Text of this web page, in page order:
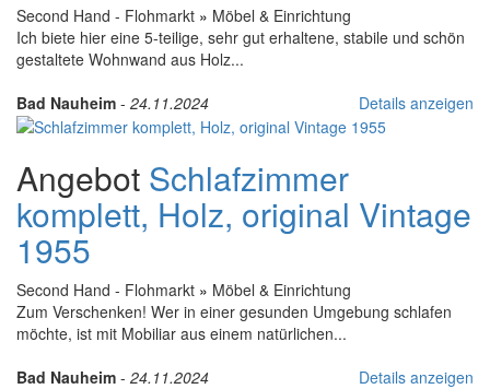
Second Hand - Flohmarkt » Möbel & Einrichtung
Ich biete hier eine 5-teilige, sehr gut erhaltene, stabile und schön
gestaltete Wohnwand aus Holz...
Bad Nauheim - 24.11.2024 Details anzeigen
Angebot Schlafzimmer
komplett, Holz, original Vintage
1955
Second Hand - Flohmarkt » Möbel & Einrichtung
Zum Verschenken! Wer in einer gesunden Umgebung schlafen
möchte, ist mit Mobiliar aus einem natürlichen...
Bad Nauheim - 24.11.2024 Details anzeigen